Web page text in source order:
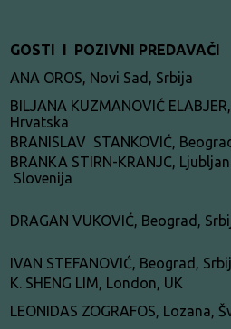
GOSTI I POZIVNI PREDAVAČI
ANA OROS, Novi Sad, Srbija
BILJANA KUZMANOVIĆ
Hrvatska
BRANISLAV STANKOVIĆ,
BRANKA STIRN-KRANJC,
Slovenija
DRAGAN VUKOVIĆ, Beograd,
IVAN STEFANOVIĆ, Beograd,
K. SHENG LIM, London, UK
LEONIDAS ZOGRAFOS, Lozana,